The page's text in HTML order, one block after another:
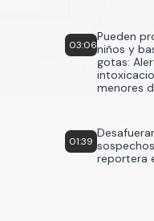
03:06
Pueden
niños y
gotas:
menores
01:39
reportera